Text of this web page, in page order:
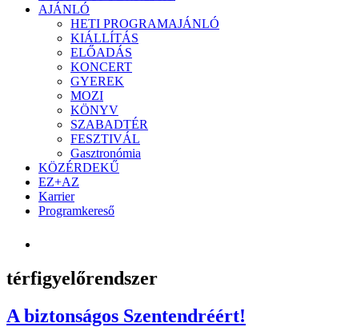
AJÁNLÓ
HETI PROGRAMAJÁNLÓ
KIÁLLÍTÁS
ELŐADÁS
KONCERT
GYEREK
MOZI
KÖNYV
SZABADTÉR
FESZTIVÁL
Gasztronómia
KÖZÉRDEKŰ
EZ+AZ
Karrier
Programkereső
térfigyelőrendszer
A biztonságos Szentendréért!